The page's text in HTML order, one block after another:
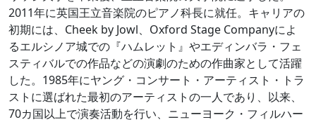
2011年に英国王立音楽院のピアノ科長に就任。キャリアの
初期には、Cheek by Jowl、Oxford Stage Companyによ
るエルシノア城での『ハムレット』やエディンバラ・フェ
スティバルでの作品などの演劇のための作曲家として活躍
した。1985年にヤング・コンサート・アーティスト・トラ
ストに選ばれた最初のアーティストの一人であり、以来、
70カ国以上で演奏活動を行い、ニューヨーク・フィルハー